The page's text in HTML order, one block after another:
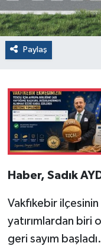
Paylaş
Haber, Sadık
Vakfıkebir
yatırımlardan biri
geri sayım